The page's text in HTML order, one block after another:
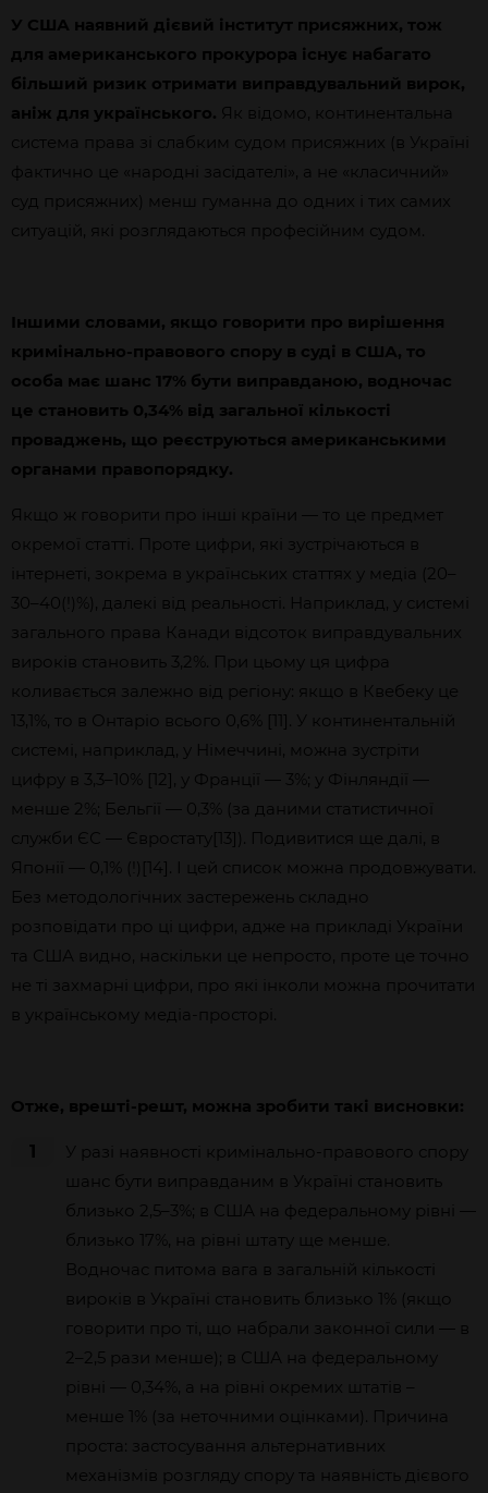
У США наявний дієвий інститут присяжних, тож
для американського прокурора існує набагато
більший ризик отримати виправдувальний вирок,
аніж для українського. Як відомо, континентальна
система права зі слабким судом присяжних (в Україні
фактично це «народні засідателі», а не «класичний»
суд присяжних) менш гуманна до одних і тих самих
ситуацій, які розглядаються професійним судом.
Іншими словами, якщо говорити про вирішення
кримінально-правового спору в суді в США, то
особа має шанс 17% бути виправданою, водночас
це становить 0,34% від загальної кількості
проваджень, що реєструються американськими
органами правопорядку.
Якщо ж говорити про інші країни — то це предмет
окремої статті. Проте цифри, які зустрічаються в
інтернеті, зокрема в українських статтях у медіа (20–
30–40(!)%), далекі від реальності. Наприклад, у системі
загального права Канади відсоток виправдувальних
вироків становить 3,2%. При цьому ця цифра
коливається залежно від регіону: якщо в Квебеку це
13,1%, то в Онтаріо всього 0,6% [11]. У континентальній
системі, наприклад, у Німеччині, можна зустріти
цифру в 3,3–10% [12], у Франції — 3%; у Фінляндії —
менше 2%; Бельгії — 0,3% (за даними статистичної
служби ЄС — Євростату[13]). Подивитися ще далі, в
Японії — 0,1% (!)[14]. І цей список можна продовжувати.
Без методологічних застережень складно
розповідати про ці цифри, адже на прикладі України
та США видно, наскільки це непросто, проте це точно
не ті захмарні цифри, про які інколи можна прочитати
в українському медіа-просторі.
Отже, врешті-решт, можна зробити такі висновки:
1
У разі наявності кримінально-правового спору
шанс бути виправданим в Україні становить
близько 2,5–3%; в США на федеральному рівні —
близько 17%, на рівні штату ще менше.
Водночас питома вага в загальній кількості
вироків в Україні становить близько 1% (якщо
говорити про ті, що набрали законної сили — в
2–2,5 рази менше); в США на федеральному
рівні — 0,34%, а на рівні окремих штатів –
менше 1% (за неточними оцінками). Причина
проста: застосування альтернативних
механізмів розгляду спору та наявність дієвого